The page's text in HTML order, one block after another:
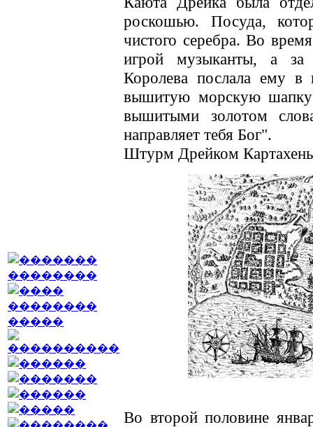
роскошью. Посуда,
чистого серебра. Во
игрой музыканты, а
Королева послала ему в
вышитую морскую
вышитыми золотом
направляет тебя Бог".
Штурм Дрейком
Во второй половине